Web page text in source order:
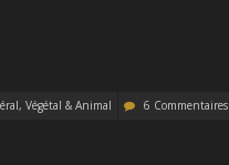
Végétal & Animal 6 Commentaires